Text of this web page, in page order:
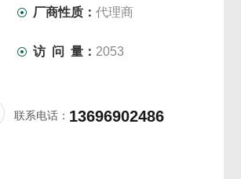
厂商性质：代理商
访 问 量： 2053
联系电话： 13696902486